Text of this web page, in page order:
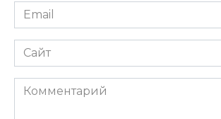
Email
*
Сайт
Комментарий